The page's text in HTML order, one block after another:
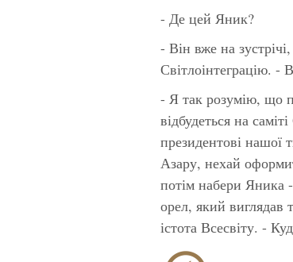
- Де цей Яник?
- Він вже на
Світлоінтеграцію. -
- Я так розумію, що
відбудеться на
президентові нашої
Азару, нехай
потім набери Яника
орел, який виглядав
істота Всесвіту. -